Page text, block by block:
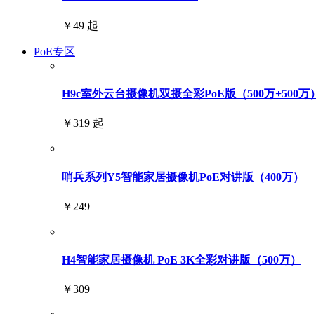
￥49 起
PoE专区
H9c室外云台摄像机双摄全彩PoE版（500万+500万）
￥319 起
哨兵系列Y5智能家居摄像机PoE对讲版（400万）
￥249
H4智能家居摄像机 PoE 3K全彩对讲版（500万）
￥309